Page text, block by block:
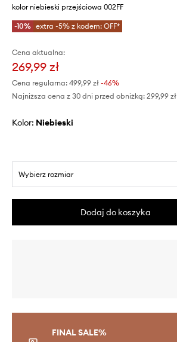
kolor niebieski przejściowa 002FF
-10% extra -5% z kodem: OFF*
Cena aktualna:
269,99 zł
Cena regularna: 499,99 zł -46%
Najniższa cena z 30 dni przed obniżką: 299,99 zł
Kolor: niebieski
Wybierz rozmiar
Dodaj do koszyka
FINAL SALE%